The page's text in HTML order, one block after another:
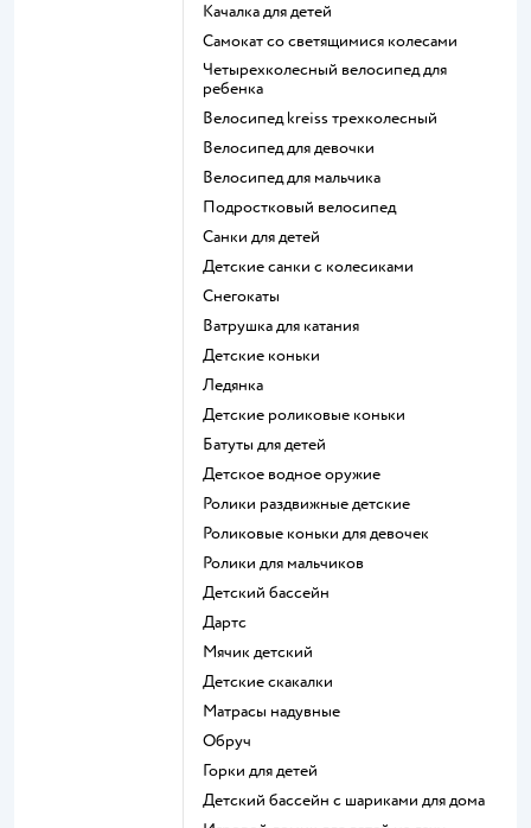
Качалка для детей
Самокат со светящимися колесами
Четырехколесный велосипед для
ребенка
Велосипед kreiss трехколесный
Велосипед для девочки
Велосипед для мальчика
Подростковый велосипед
Санки для детей
Детские санки с колесиками
Снегокаты
Ватрушка для катания
Детские коньки
Ледянка
Детские роликовые коньки
Батуты для детей
Детское водное оружие
Ролики раздвижные детские
Роликовые коньки для девочек
Ролики для мальчиков
Детский бассейн
Дартс
Мячик детский
Детские скакалки
Матрасы надувные
Обруч
Горки для детей
Детский бассейн с шариками для дома